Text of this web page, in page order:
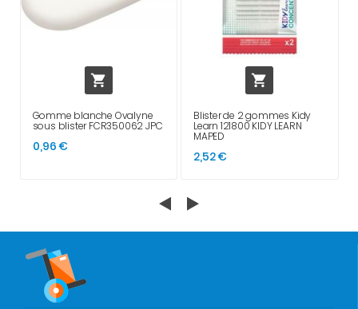

Gomme blanche Ovalyne
sous blister FCR350062 JPC
0,96 €

Blister de 2 gommes Kidy
Learn 121800 KIDY LEARN
MAPED
2,52 €